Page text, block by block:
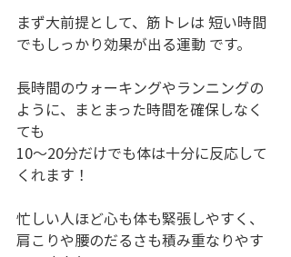
まず大前提として、筋トレは 短い時間
でもしっかり効果が出る運動 です。
長時間のウォーキングやランニングの
ように、まとまった時間を確保しなく
ても
10〜20分だけでも体は十分に反応して
くれます！
忙しい人ほど心も体も緊張しやすく、
肩こりや腰のだるさも積み重なりやす